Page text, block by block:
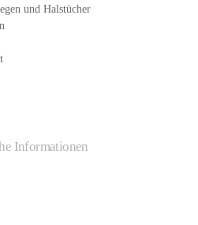
und Halstücher
Informationen